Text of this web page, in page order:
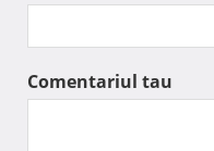
Comentariul tau